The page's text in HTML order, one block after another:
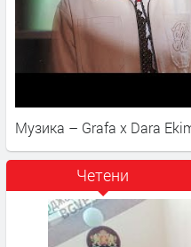
Музика – Grafa x Dara
Четени